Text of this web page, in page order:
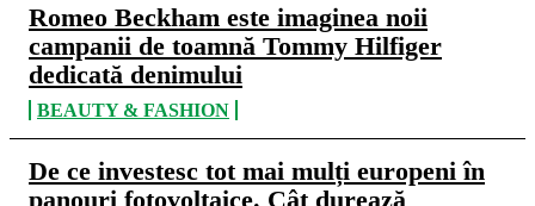
Romeo Beckham este imaginea noii
campanii de toamnă Tommy Hilfiger
dedicată denimului
BEAUTY & FASHION
De ce investesc tot mai mulți europeni în
panouri fotovoltaice. Cât durează